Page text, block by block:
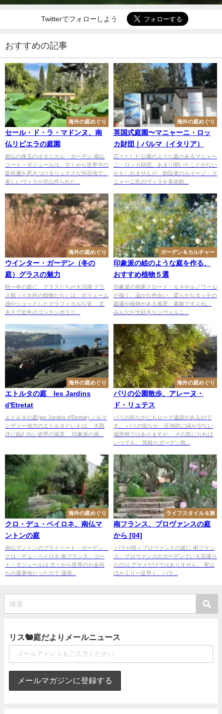
Twitterでフォローしよう
おすすめの記事
海外の庭めぐり
セール・ド・ラ・マドンヌ、南
仏リビエラの庭園
南仏の珠玉のボタニカル・ガーデン 南仏
コート・ダジュールは、古くから世界中の
富裕層を惹きつけるリュクスな別荘地で、
美しいヴィラが沢山作られた...
海外の庭めぐり
英国式庭園〜マニャーニ・ロッ
カ財団｜パルマ（イタリア）
広々とした公園のような庭のあるマニャー
ニ・ロッカ財団。あまり聞いたことがない
かもしれませんが、創設者のルイージ・マ
ニャーニ氏のヴィラを美術館...
海外の庭めぐり
ウインター・ガーデン（冬の
庭）グラスの魅力
秋〜冬の庭に、グラスたちが大活躍 グラ
ス類（イネ科の植物たち）は、ボリューム
感やシュッとしたグラフィカルな姿、 丈
夫さで近年のコンテンポラリ...
ガーデン＆カルチャー
印象派の絵のような庭を作る、
おすすめ植物５選
印象派の画家クロード・モネやルノワール
が描く、温かな色合い、柔らかなタッチの
庭園や植物がある風景、素敵ですよね。
みんなが大好きなジヴェルニ...
海外の庭めぐり
エトルタの庭 les Jardins
d'Etretat
エトルタの庭(les Jardins d'Etretat) ノルマ
ンディー地方のエトルタといえば、 大西
洋に臨む白い岩壁の風景、 印象派の画...
海外の庭めぐり
パリの公園散歩、アレーヌ・
ド・リュテス
パリの街なかにもローマ遺跡があるので
す。 パリの街なか、圧倒的に緑が少ない
場所柄ではありますが、 その気になれば
いつでも、 気軽なガーデン散...
海外の庭めぐり
クロ・デュ・ペイロネ、南仏マ
ントンの庭
南仏マントンのプライベート・ガーデン、
クロ・デュ・ペイロネ 南フランス、コー
ト・ダジュールは 古くから世界のお金持
ちの避暑地だったので 瀟洒...
ライフスタイル＆旅
南フランス、プロヴァンスの庭
から [04]
バラが咲くプロヴァンスの庭に 南フラン
ス、プロヴァンスのガーデンでいま花盛り
なのは アヤメだけではありません。 実は
ほかより一足早く、バラ...
リス🐿庭だよりメールニュース